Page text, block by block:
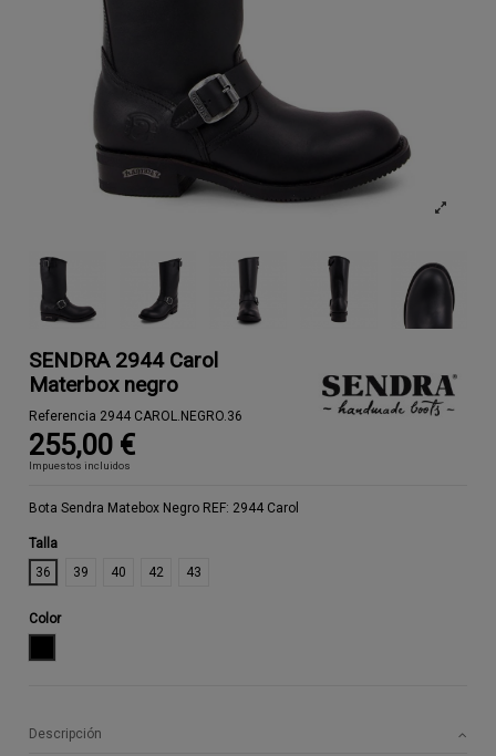
SENDRA 2944 Carol
Materbox negro
Referencia 2944 CAROL.NEGRO.36
255,00 €
Impuestos incluidos
Bota Sendra Matebox Negro REF: 2944 Carol
Talla
36
39 40 42 43
Color
Descripción